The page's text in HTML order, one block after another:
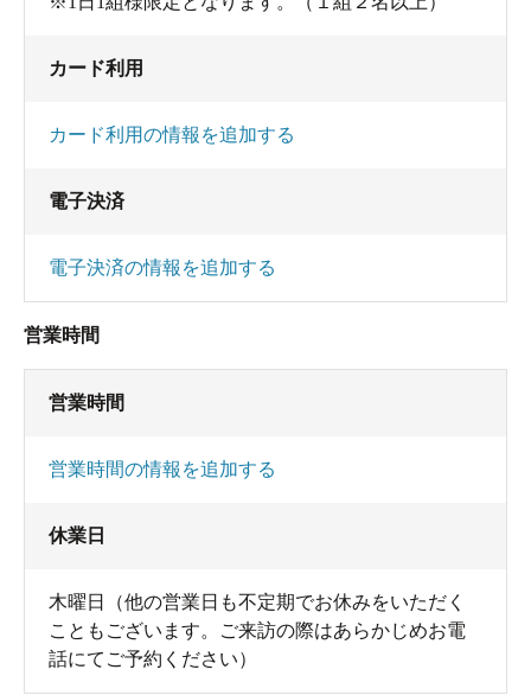
カード利用
カード利用の情報を追加する
電子決済
電子決済の情報を追加する
営業時間
営業時間
営業時間の情報を追加する
休業日
木曜日（他の営業日も不定期でお休みをいただく
こともございます。ご来訪の際はあらかじめお電
話にてご予約ください）